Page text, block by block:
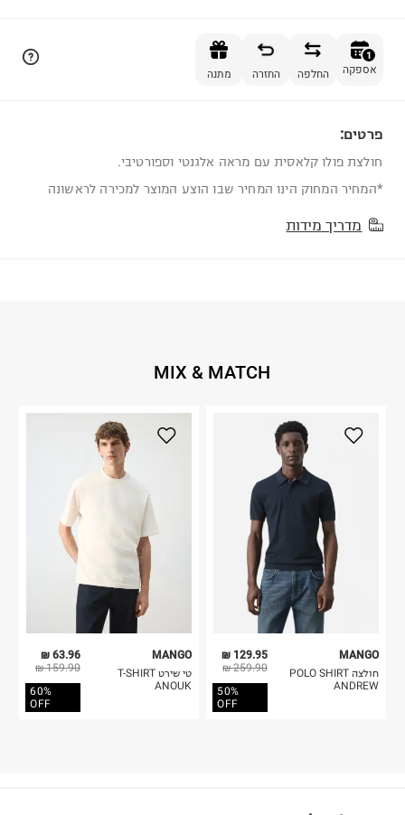
1
אספקה החלפה החזרה מתנה
פרטים:
חולצת פולו קלאסית עם מראה אלגנטי וספורטיבי.
*המחיר המחוק הינו המחיר שבו הוצע המוצר למכירה לראשונה
מדריך מידות
MIX & MATCH
63.96 ₪
159.90 ₪
60%
OFF
MANGO
טי שירט T-SHIRT
ANOUK
129.95 ₪
259.90 ₪
50%
OFF
MANGO
חולצה POLO SHIRT
ANDREW